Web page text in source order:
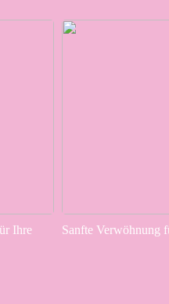
Ihre
Sanfte Verwöhnung